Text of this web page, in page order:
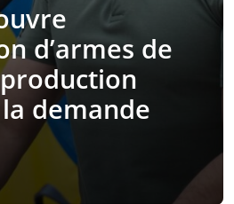
d’armes de
demande